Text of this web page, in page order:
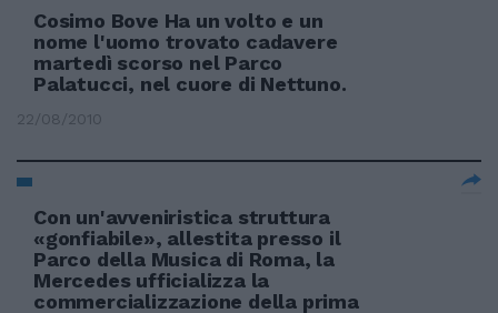
Cosimo Bove Ha un volto e un
nome l'uomo trovato cadavere
martedì scorso nel Parco
Palatucci, nel cuore di Nettuno.
22/08/2010
Con un'avveniristica struttura
«gonfiabile», allestita presso il
Parco della Musica di Roma, la
Mercedes ufficializza la
commercializzazione della prima